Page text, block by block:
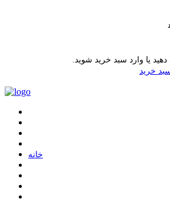
دهید یا وارد سبد خرید شوید.
خرید
ﺧﺎﻧﻪ